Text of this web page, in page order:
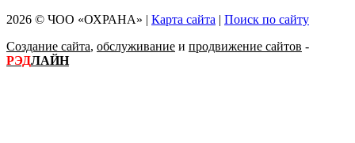
2026 © ЧОО «ОХРАНА» | Карта сайта | Поиск по сайту
Создание сайта, обслуживание и продвижение сайтов -
РЭДЛАЙН